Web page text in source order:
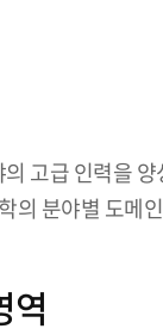
고급 인력을
의 분야별 도메
역